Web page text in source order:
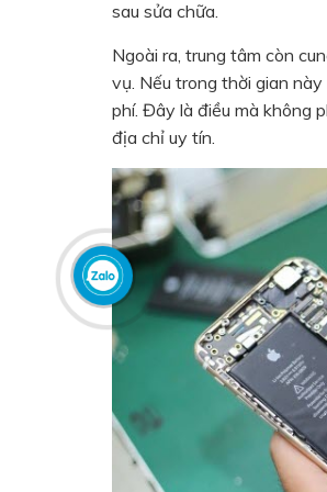
sau sửa chữa.
Ngoài ra, trung tâm còn
vụ. Nếu trong thời gian
phí. Đây là điều mà không
địa chỉ uy tín.